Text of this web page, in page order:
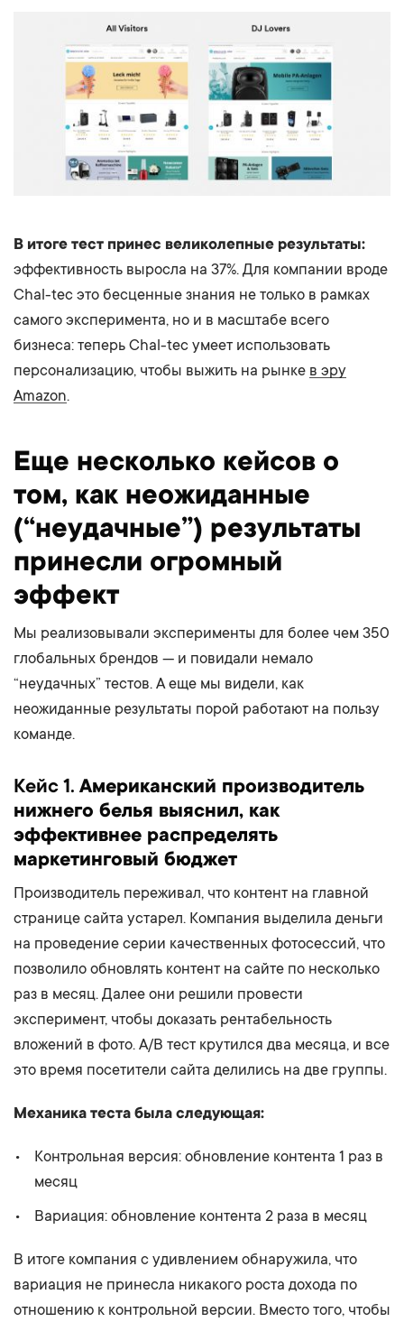
В итоге тест принес великолепные результаты:
эффективность выросла на 37%. Для компании вроде
Chal-tec это бесценные знания не только в рамках
самого эксперимента, но и в масштабе всего
бизнеса: теперь Chal-tec умеет использовать
персонализацию, чтобы выжить на рынке в эру
Amazon.
Еще несколько кейсов о
том, как неожиданные
(“неудачные”) результаты
принесли огромный
эффект
Мы реализовывали эксперименты для более чем 350
глобальных брендов — и повидали немало
“неудачных” тестов. А еще мы видели, как
неожиданные результаты порой работают на пользу
команде.
Кейс 1. Американский производитель
нижнего белья выяснил, как
эффективнее распределять
маркетинговый бюджет
Производитель переживал, что контент на главной
странице сайта устарел. Компания выделила деньги
на проведение серии качественных фотосессий, что
позволило обновлять контент на сайте по несколько
раз в месяц. Далее они решили провести
эксперимент, чтобы доказать рентабельность
вложений в фото. A/B тест крутился два месяца, и все
это время посетители сайта делились на две группы.
Механика теста была следующая:
Контрольная версия: обновление контента 1 раз в
месяц
Вариация: обновление контента 2 раза в месяц
В итоге компания с удивлением обнаружила, что
вариация не принесла никакого роста дохода по
отношению к контрольной версии. Вместо того, чтобы